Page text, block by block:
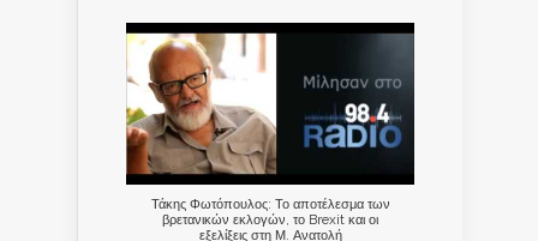
Τάκης Φωτόπουλος: Το αποτέλεσμα των
βρετανικών εκλογών, το Brexit και οι
εξελίξεις στη Μ. Ανατολή